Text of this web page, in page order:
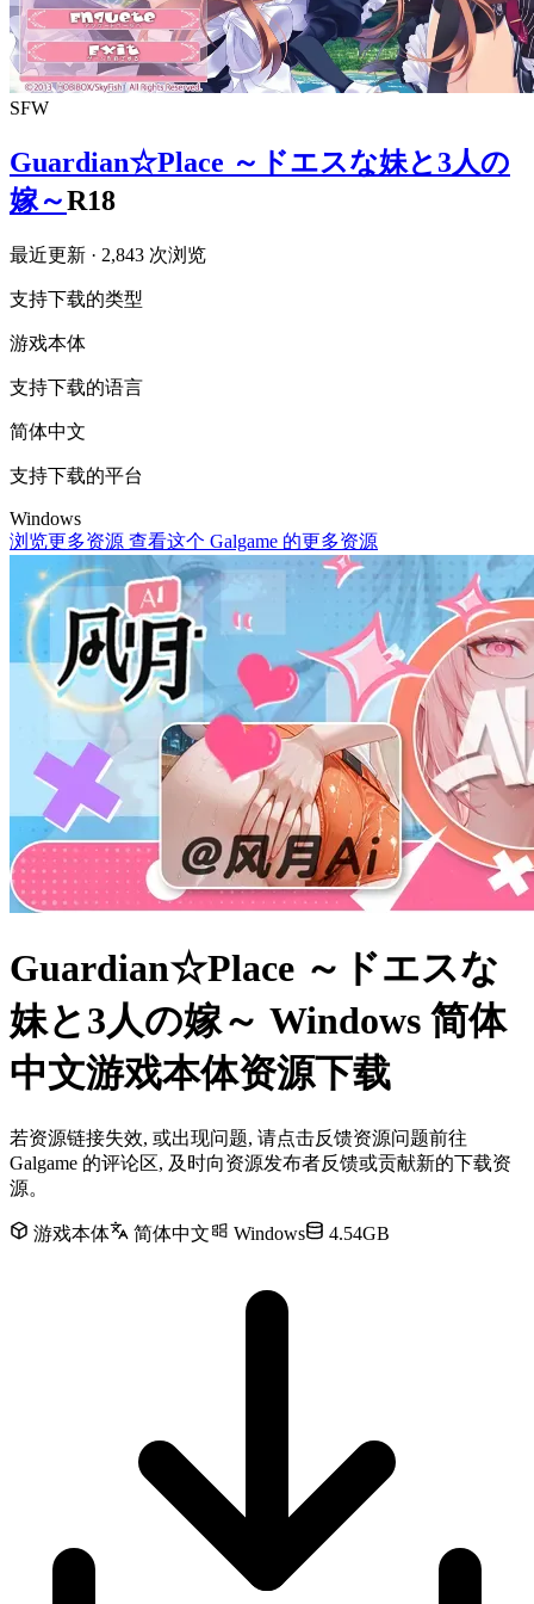
SFW
Guardian☆Place ～ドエスな妹と3人の
嫁～R18
最近更新 · 2,843 次浏览
支持下载的类型
游戏本体
支持下载的语言
简体中文
支持下载的平台
Windows
浏览更多资源 查看这个 Galgame 的更多资源
Guardian☆Place ～ドエスな
妹と3人の嫁～ Windows 简体
中文游戏本体资源下载
若资源链接失效, 或出现问题, 请点击反馈资源问题前往
Galgame 的评论区, 及时向资源发布者反馈或贡献新的下载资
源。
游戏本体 简体中文 Windows 4.54GB